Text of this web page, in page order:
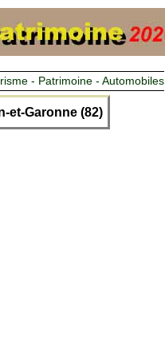
- Patrimoine - Automobiles
et-Garonne (82)